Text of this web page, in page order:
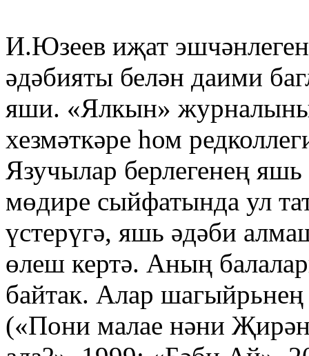
И.Юзеев иҗат
әдәбияты белән даими
яши. «Ялкын»
хезмәткәре һом
Язучылар берлегенең яшь
мөдире сыйфатында ул
үстерүгә, яшь әдәби
өлеш кертә. Аның
байтак. Алар
(«Пони малае нәни